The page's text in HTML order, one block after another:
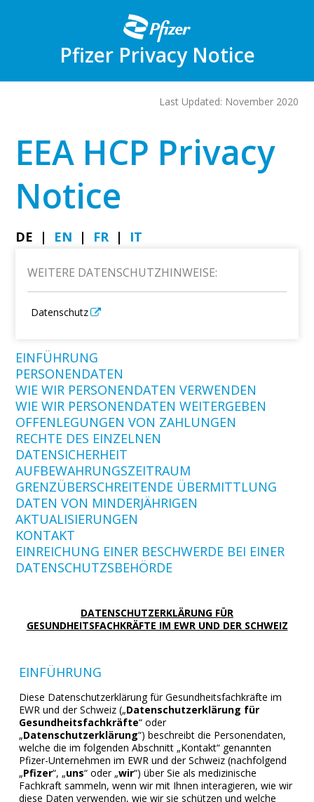
Pfizer Privacy Notice
Last Updated: November 2020
EEA HCP Privacy
Notice
DE EN FR IT
WEITERE DATENSCHUTZHINWEISE:
Datenschutz
EINFÜHRUNG
PERSONENDATEN
WIE WIR PERSONENDATEN VERWENDEN
WIE WIR PERSONENDATEN WEITERGEBEN
OFFENLEGUNGEN VON ZAHLUNGEN
RECHTE DES EINZELNEN
DATENSICHERHEIT
AUFBEWAHRUNGSZEITRAUM
GRENZÜBERSCHREITENDE ÜBERMITTLUNG
DATEN VON MINDERJÄHRIGEN
AKTUALISIERUNGEN
KONTAKT
EINREICHUNG EINER BESCHWERDE BEI EINER
DATENSCHUTZSBEHÖRDE
DATENSCHUTZERKLÄRUNG FÜR
GESUNDHEITSFACHKRÄFTE IM EWR UND DER SCHWEIZ
EINFÜHRUNG
Diese Datenschutzerklärung für Gesundheitsfachkräfte im
EWR und der Schweiz („Datenschutzerklärung für
Gesundheitsfachkräfte“ oder
„Datenschutzerklärung“) beschreibt die Personendaten,
welche die im folgenden Abschnitt „Kontakt“ genannten
Pfizer-Unternehmen im EWR und der Schweiz (nachfolgend
„Pfizer“, „uns“ oder „wir“) über Sie als medizinische
Fachkraft sammeln, wenn wir mit Ihnen interagieren, wie wir
diese Daten verwenden, wie wir sie schützen und welche